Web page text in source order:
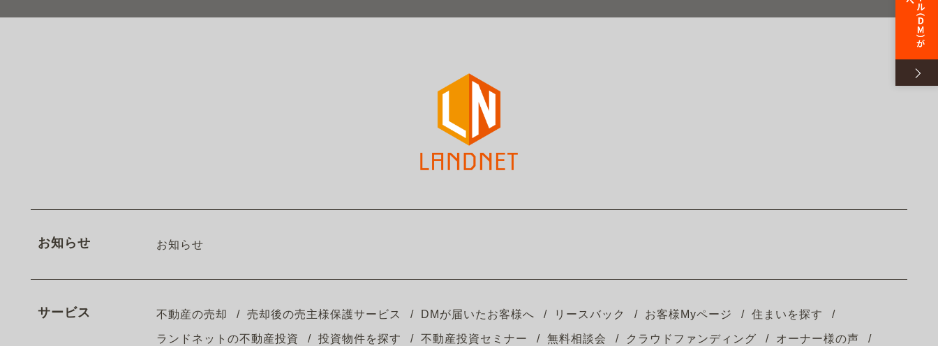
お知らせ お知らせ
サービス 不動産の売却 売却後の売主様保護サービス DMが届いたお客様へ リースバック お客様Myページ 住まいを探す
ランドネットの不動産投資 投資物件を探す 不動産投資セミナー 無料相談会 クラウドファンディング オーナー様の声